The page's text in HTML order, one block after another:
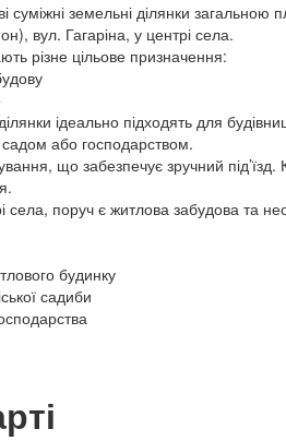
суміжні земельні ділянки
вул. Гагаріна, у центрі села.
різне цільове призначення:
ідеально підходять для
або господарством.
що забезпечує зручний під’їзд.
села, поруч є житлова забудова та
будинку
садиби